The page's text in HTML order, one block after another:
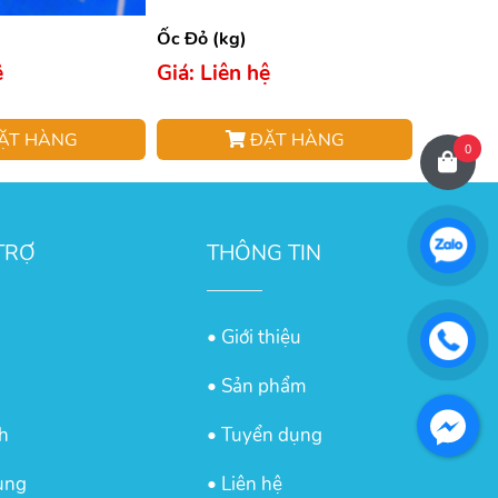
HÀNG
Ốc Đỏ (kg)
Giá: Liên hệ
ĐẶT HÀNG
THÔNG TIN
• Giới thiệu
• Sản phẩm
• Tuyển dụng
• Liên hệ
0